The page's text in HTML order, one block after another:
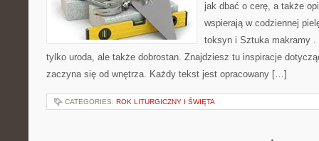
jak dbać o cerę, a także
wspierają w codziennej
toksyn i Sztuka makramy .
tylko uroda, ale także dobrostan. Znajdziesz tu inspiracje
zaczyna się od wnętrza. Każdy tekst jest opracowany […]
CATEGORIES: ROK LITURGICZNY I ŚWIĘTA